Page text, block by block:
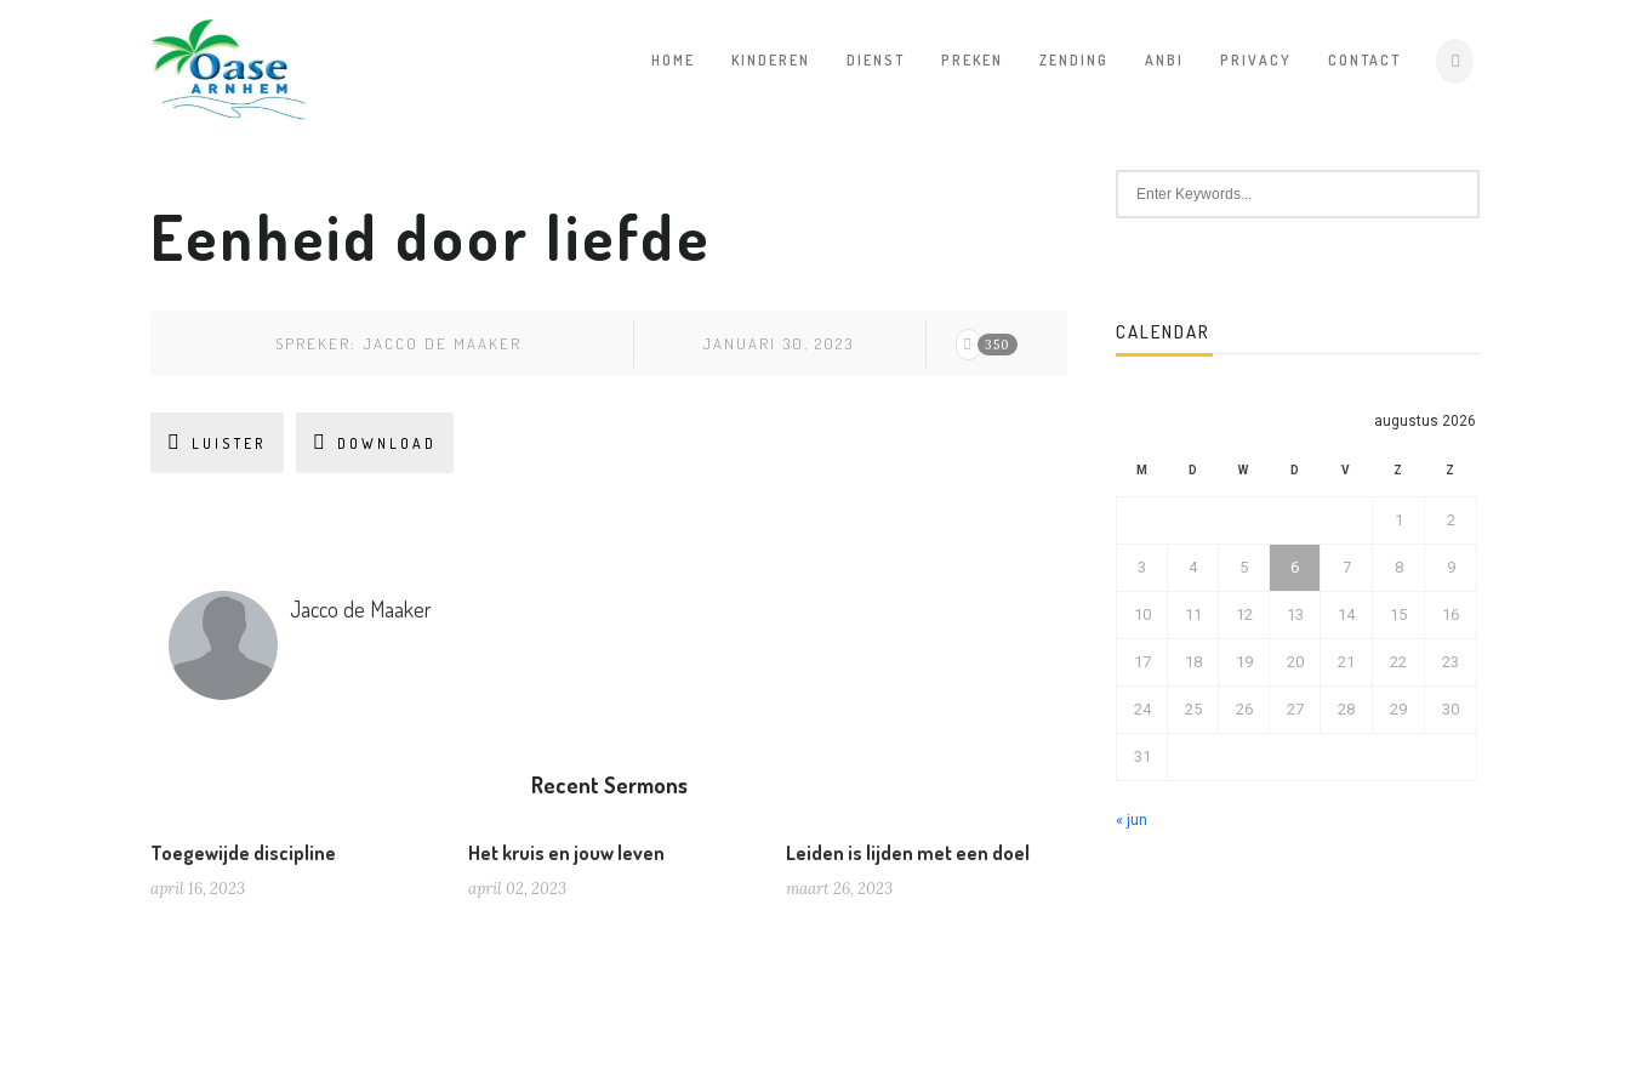
HOME KINDEREN DIENST PREKEN ZENDING ANBI PRIVACY CONTACT
Eenheid door liefde
SPREKER: JACCO DE MAAKER JANUARI 30, 2023 350
LUISTER DOWNLOAD
Jacco de Maaker
Recent Sermons
Toegewijde discipline
april 16, 2023
Het kruis en jouw leven
april 02, 2023
Leiden is lijden met een doel
maart 26, 2023
CALENDAR
augustus 2026
M D W D V Z Z
1 2
3 4 5 6 7 8 9
10 11 12 13 14 15 16
17 18 19 20 21 22 23
24 25 26 27 28 29 30
31
« jun